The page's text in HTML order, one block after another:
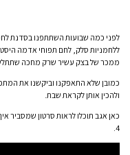
לפני כמה שבועות השתתפנו בסדנת
ללחמניות סלק, לחם תפוחי אדמה
ממכר של בצק עשיר שרק מחכה
כמובן שלא התאפקנו וביקשנו את
ולהכין אותן לקראת שבת.
4.